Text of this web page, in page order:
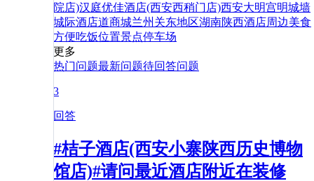
院店)汉庭优佳酒店(西安西稍门店)西安大明宫明城墙
城际酒店道商城兰州 关东地区湖南陕西酒店周边美食
方便吃饭位置景点停车场
更多
热门问题最新问题待回答问题
3
回答
#桔子酒店(西安小寨陕西历史博物
馆店)#请问最近酒店附近在装修